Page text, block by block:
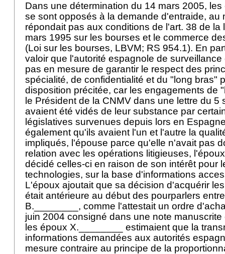
Dans une détermination du 14 mars 2005,
se sont opposés à la demande d'entraide, au
répondait pas aux conditions de l'art. 38 de la
mars 1995 sur les bourses et le commerce
(Loi sur les bourses, LBVM; RS 954.1). En
valoir que l'autorité espagnole de
pas en mesure de garantir le respect des
spécialité, de confidentialité et du "long bras"
disposition précitée, car les engagements de
le Président de la CNMV dans une lettre du 5
avaient été vidés de leur substance par
législatives survenues depuis lors en
également qu'ils avaient l'un et l'autre la
impliqués, l'épouse parce qu'elle n'avait pas
relation avec les opérations litigieuses,
décidé celles-ci en raison de son intérêt pour
technologies, sur la base d'informations
L'époux ajoutait que sa décision d'acquérir
était antérieure au début des pourparlers
B.________, comme l'attestait un ordre
juin 2004 consigné dans une note
les époux X.________ estimaient que la
informations demandées aux autorités
mesure contraire au principe de la